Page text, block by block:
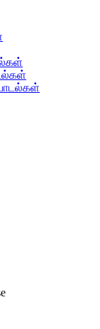
பாடல்கள்